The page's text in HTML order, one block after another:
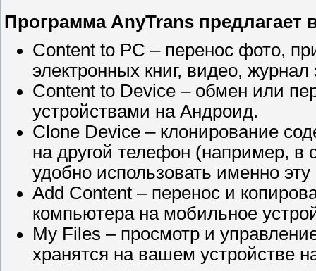
Программа AnyTrans предлагает
Content to PC – перенос фото,
электронных книг, видео,
Content to Device – обмен или
устройствами на Андроид.
Clone Device – клонирование
на другой телефон (например, в
удобно использовать именно
Add Content – перенос и
компьютера на мобильное
My Files – просмотр и
хранятся на вашем устройстве